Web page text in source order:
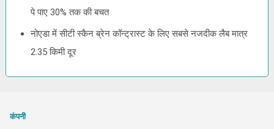
पे पाए 30% तक की बचत
नोएडा में सीटी स्कैन ब्रेन कॉन्ट्रास्ट के लिए सबसे नजदीक लैब मात्र
2.35 किमी दूर
कंपनी